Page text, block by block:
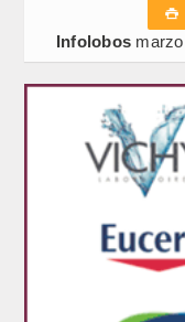

Infolobos